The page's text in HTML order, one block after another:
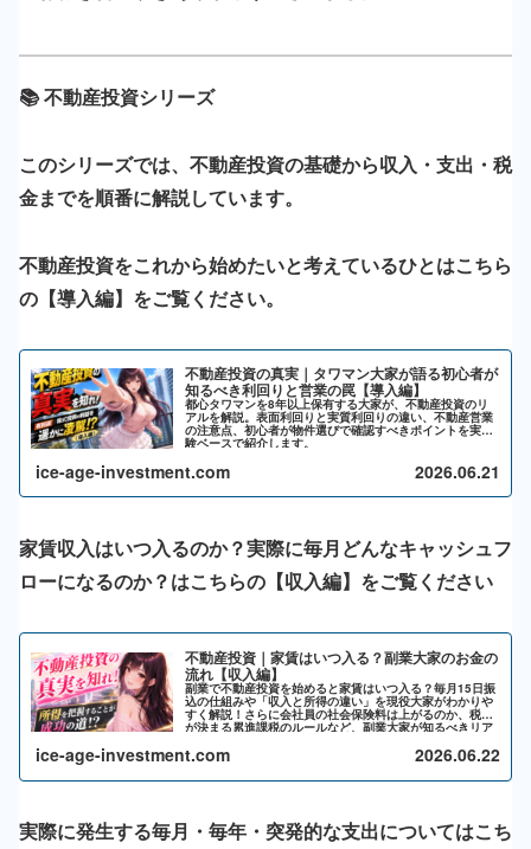
📚 不動産投資シリーズ
このシリーズでは、不動産投資の基礎から収入・支出・税
金までを順番に解説しています。
不動産投資をこれから始めたいと考えているひとはこちら
の【導入編】をご覧ください。
不動産投資の真実｜タワマン大家が語る初心者が
知るべき利回りと営業の罠【導入編】
都心タワマンを8年以上保有する大家が、不動産投資のリ
アルを解説。表面利回りと実質利回りの違い、不動産営業
の注意点、初心者が物件選びで確認すべきポイントを実体
験ベースで紹介します。
ice-age-investment.com 2026.06.21
家賃収入はいつ入るのか？実際に毎月どんなキャッシュフ
ローになるのか？はこちらの【収入編】をご覧ください
不動産投資｜家賃はいつ入る？副業大家のお金の
流れ【収入編】
副業で不動産投資を始めると家賃はいつ入る？毎月15日振
込の仕組みや「収入と所得の違い」を現役大家がわかりや
すく解説！さらに会社員の社会保険料は上がるのか、税率
が決まる累進課税のルールなど、副業大家が知るべきリア
ice-age-investment.com 2026.06.22
実際に発生する毎月・毎年・突発的な支出についてはこち